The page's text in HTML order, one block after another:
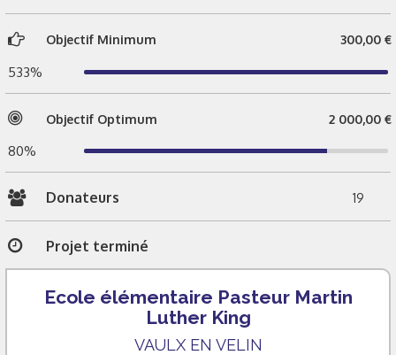
Objectif Minimum 300,00 €
533%
Objectif Optimum 2 000,00 €
80%
Donateurs 19
Projet terminé
Ecole élémentaire Pasteur Martin
Luther King
VAULX EN VELIN